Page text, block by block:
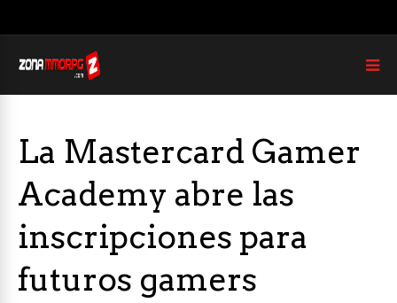
La Mastercard Gamer
Academy abre las
inscripciones para
futuros gamers